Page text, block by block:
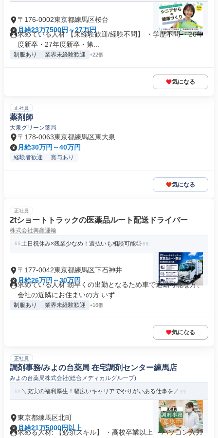
〒176-0002東京都練馬区桜台
月給23万7500円～27万円
求めている人材 【未経験歓迎/経験不問】 ・学歴不問 ・26年
度新卒・27年度新卒・第...
制服あり 業界未経験歓迎 +22個
気になる
正社員
薬剤師
大泉グリーン薬局
〒178-0063東京都練馬区東大泉
月給30万円～40万円
経験者歓迎 賞与あり
気になる
正社員
2tショートトラックの医薬品ルート配送ドライバー
株式会社興産運輸
土日祝休み×残業少なめ！週払いも相談可能◎
〒177-0042東京都練馬区下石神井
月給26万円～30万円
求めている人材 朝早くの出勤となるため車で通勤可能な方、
会社の近隣にお住まいの方 いず...
制服あり 業界未経験歓迎 +16個
気になる
正社員
調剤事務/みよの台薬局 在宅調剤センター練馬店
みよの台薬局株式会社(総合メディカルグループ)
＼充実の福利厚生！幅広いキャリアでやりがいある仕事を／
東京都練馬区北町
月給21万5000円以上
求める人材: 【必須スキル】 ・高校卒業以上 ・パソコン入力